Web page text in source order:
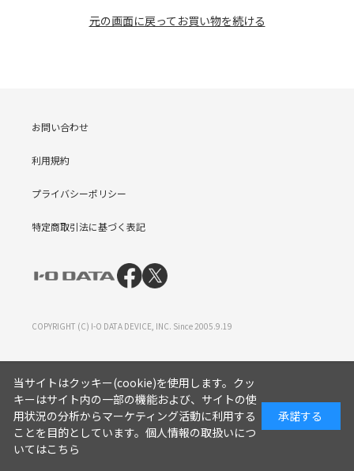
元の画面に戻ってお買い物を続ける
お問い合わせ
利用規約
プライバシーポリシー
特定商取引法に基づく表記
COPYRIGHT (C) I-O DATA DEVICE, INC. Since 2005.9.19
当サイトはクッキー(cookie)を使用します。クッ
キーはサイト内の一部の機能および、サイトの使
用状況の分析からマーケティング活動に利用する
ことを目的としています。 個人情報の取扱いにつ
いてはこちら
承諾する